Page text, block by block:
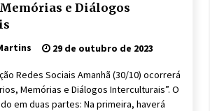
e Diálogos
29 de outubro de 2023
Redes Sociais Amanhã (30/10) ocorrerá
Memórias e Diálogos Interculturais”. O
em duas partes: Na primeira, haverá